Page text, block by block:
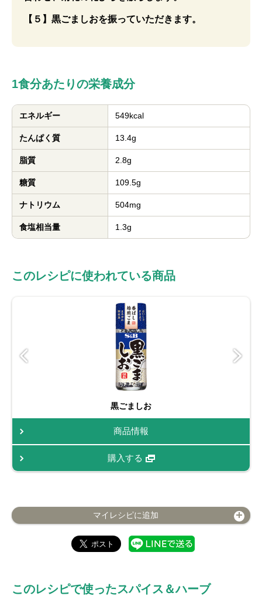
【５】黒ごましおを振っていただきます。
1食分あたりの栄養成分
エネルギー 549kcal
たんぱく質 13.4g
脂質 2.8g
糖質 109.5g
ナトリウム 504mg
食塩相当量 1.3g
このレシピに使われている商品
黒ごましお
商品情報
購入する
マイレシピに追加
このレシピで使ったスパイス＆ハーブ